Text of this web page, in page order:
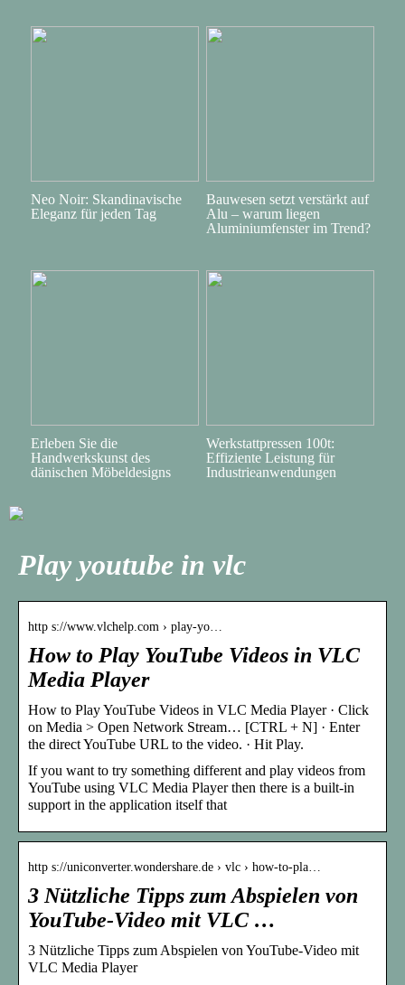
Neo Noir: Skandinavische
Eleganz für jeden Tag
Bauwesen setzt verstärkt auf
Alu – warum liegen
Aluminiumfenster im Trend?
Erleben Sie die
Handwerkskunst des
dänischen Möbeldesigns
Werkstattpressen 100t:
Effiziente Leistung für
Industrieanwendungen
Play youtube in vlc
http s://www.vlchelp.com › play-yo…
How to Play YouTube Videos in VLC
Media Player
How to Play YouTube Videos in VLC Media Player · Click
on Media > Open Network Stream… [CTRL + N] · Enter
the direct YouTube URL to the video. · Hit Play.
If you want to try something different and play videos from
YouTube using VLC Media Player then there is a built-in
support in the application itself that
http s://uniconverter.wondershare.de › vlc › how-to-pla…
3 Nützliche Tipps zum Abspielen von
YouTube-Video mit VLC …
3 Nützliche Tipps zum Abspielen von YouTube-Video mit
VLC Media Player